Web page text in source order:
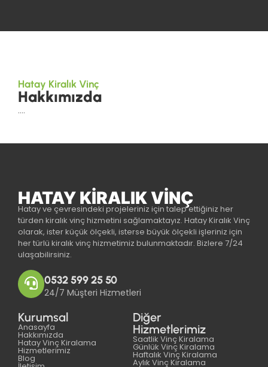
Hatay Kiralık Vinç
Hakkımızda
….
HATAY KIRALIK VINÇ
Hatay ve çevresindeki projeleriniz için talep ettiğiniz her
türden kiralık vinç hizmetini sağlamaktayız. Hatay Kiralık Vinç
olarak, ister küçük ölçekli, isterse büyük ölçekli işleriniz için
her türlü kiralık vinç hizmetimiz bulunmaktadır. Bizlere 7/24
ulaşabilirsiniz.
0532 599 25 50
24/7 Müşteri Hizmetleri
Kurumsal
Anasayfa
Hakkımızda
Hatay Vinç Kiralama
Hizmetlerimiz
Blog
Diğer
Hizmetlerimiz
Saatlik Vinç Kiralama
Günlük Vinç Kiralama
Haftalık Vinç Kiralama
Aylık Vinç Kiralama